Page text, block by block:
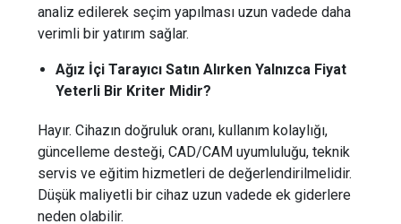
analiz edilerek seçim yapılması uzun vadede daha
verimli bir yatırım sağlar.
Ağız İçi Tarayıcı Satın Alırken Yalnızca Fiyat
Yeterli Bir Kriter Midir?
Hayır. Cihazın doğruluk oranı, kullanım kolaylığı,
güncelleme desteği, CAD/CAM uyumluluğu, teknik
servis ve eğitim hizmetleri de değerlendirilmelidir.
Düşük maliyetli bir cihaz uzun vadede ek giderlere
neden olabilir.